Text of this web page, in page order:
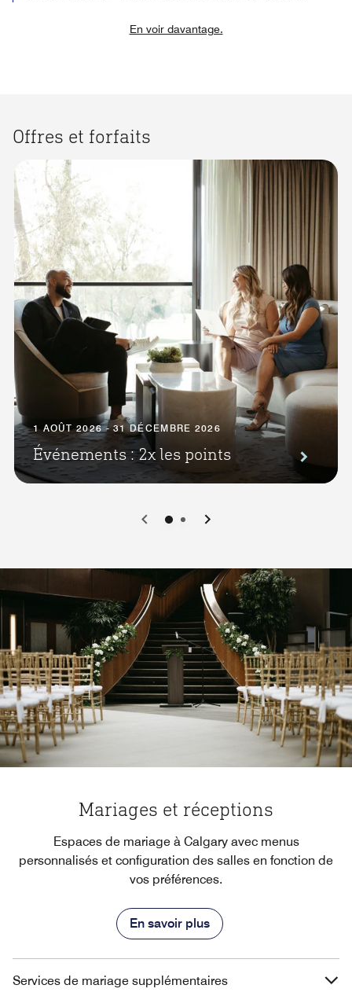
En voir davantage.
Offres et forfaits
1 AOÛT 2026 - 31 DÉCEMBRE 2026
Événements : 2x les points
0 1
Mariages et réceptions
Espaces de mariage à Calgary avec menus
personnalisés et configuration des salles en fonction de
vos préférences.
En savoir plus
Services de mariage supplémentaires